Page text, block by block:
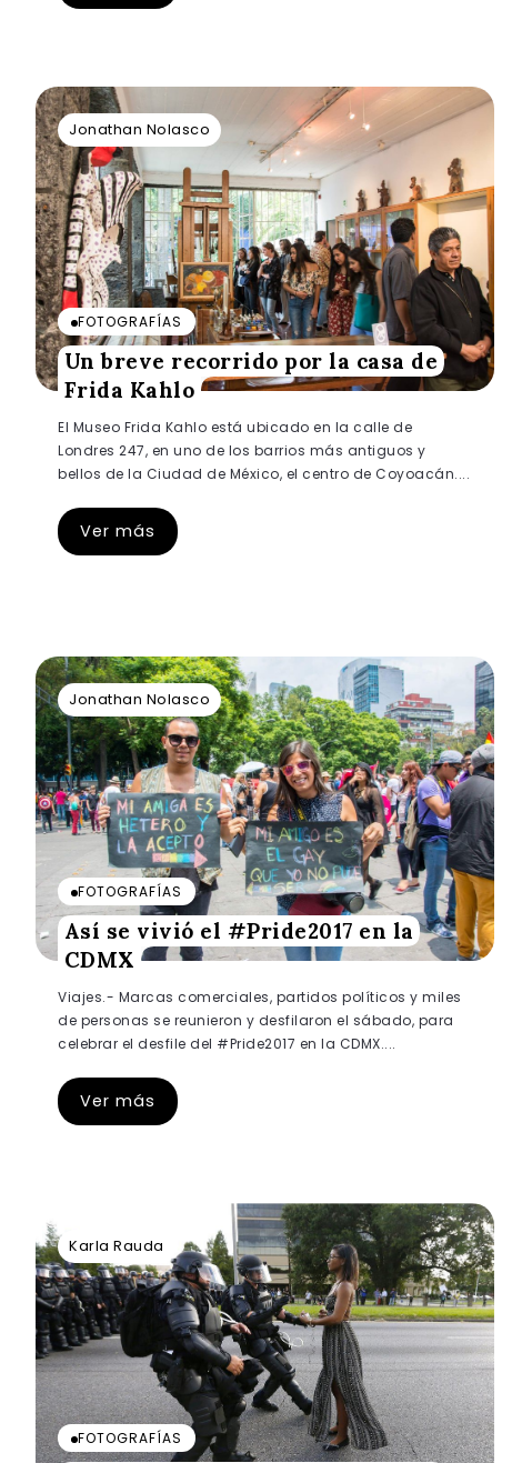
Jonathan Nolasco
FOTOGRAFÍAS
Un breve recorrido por la casa de
Frida Kahlo
El Museo Frida Kahlo está ubicado en la calle de
Londres 247, en uno de los barrios más antiguos y
bellos de la Ciudad de México, el centro de Coyoacán....
Ver más
Jonathan Nolasco
FOTOGRAFÍAS
Así se vivió el #Pride2017 en la
CDMX
Viajes.- Marcas comerciales, partidos políticos y miles
de personas se reunieron y desfilaron el sábado, para
celebrar el desfile del #Pride2017 en la CDMX....
Ver más
Karla Rauda
FOTOGRAFÍAS